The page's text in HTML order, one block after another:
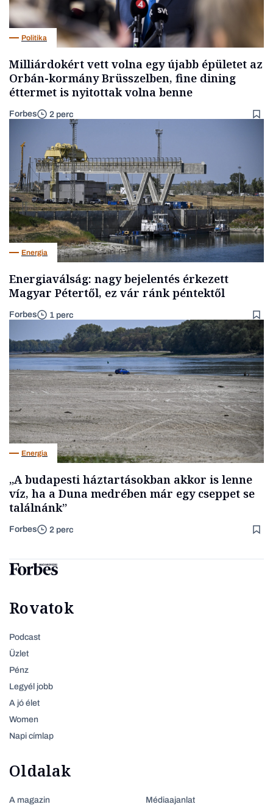
Politika
Milliárdokért vett volna egy újabb épületet az
Orbán-kormány Brüsszelben, fine dining
éttermet is nyitottak volna benne
Forbes 2 perc
Energia
Energiaválság: nagy bejelentés érkezett
Magyar Pétertől, ez vár ránk péntektől
Forbes 1 perc
Energia
„A budapesti háztartásokban akkor is lenne
víz, ha a Duna medrében már egy cseppet se
találnánk”
Forbes 2 perc
Rovatok
Podcast
Üzlet
Pénz
Legyél jobb
A jó élet
Women
Napi címlap
Oldalak
A magazin Médiaajanlat